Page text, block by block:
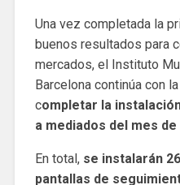
Una vez completada la
buenos resultados para
mercados, el Instituto
Barcelona continúa con
completar la
a mediados del mes
En total, se instalarán
pantallas de